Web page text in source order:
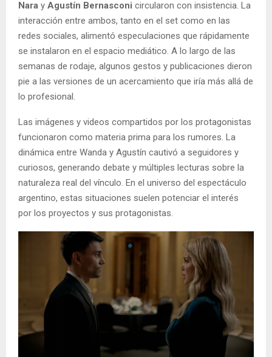
Nara y Agustín Bernasconi circularon con insistencia. La
interacción entre ambos, tanto en el set como en las
redes sociales, alimentó especulaciones que rápidamente
se instalaron en el espacio mediático. A lo largo de las
semanas de rodaje, algunos gestos y publicaciones dieron
pie a las versiones de un acercamiento que iría más allá de
lo profesional.
Las imágenes y videos compartidos por los protagonistas
funcionaron como materia prima para los rumores. La
dinámica entre Wanda y Agustín cautivó a seguidores y
curiosos, generando debate y múltiples lecturas sobre la
naturaleza real del vínculo. En el universo del espectáculo
argentino, estas situaciones suelen potenciar el interés
por los proyectos y sus protagonistas.